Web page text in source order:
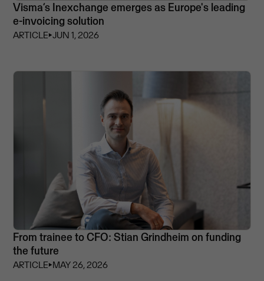
Visma’s Inexchange emerges as Europe's leading
e-invoicing solution
ARTICLE⏵JUN 1, 2026
From trainee to CFO: Stian Grindheim on funding
the future
ARTICLE⏵MAY 26, 2026